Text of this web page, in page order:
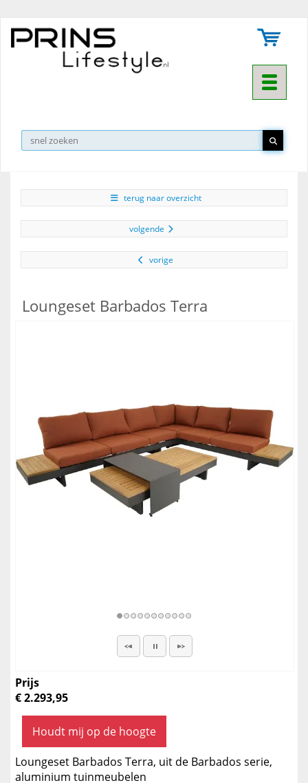
Toggle
▼
terug naar overzicht
volgende
vorige
Loungeset Barbados Terra
Prijs
€ 2.293,95
Houdt mij op de hoogte
Loungeset Barbados Terra, uit de Barbados serie,
aluminium tuinmeubelen